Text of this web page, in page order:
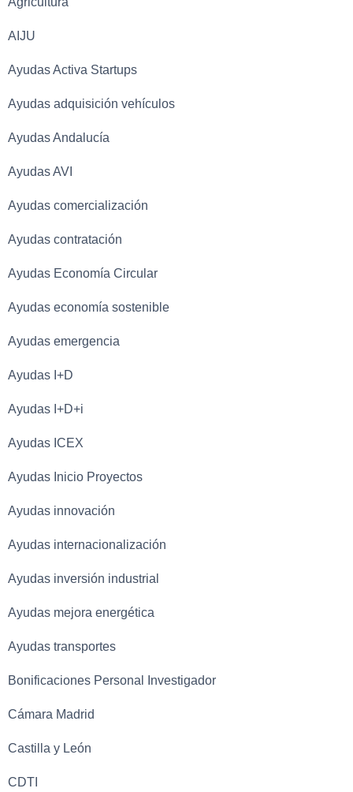
AIJU
Ayudas Activa Startups
Ayudas adquisición vehículos
Ayudas Andalucía
Ayudas AVI
Ayudas comercialización
Ayudas contratación
Ayudas Economía Circular
Ayudas economía sostenible
Ayudas emergencia
Ayudas I+D
Ayudas I+D+i
Ayudas ICEX
Ayudas Inicio Proyectos
Ayudas innovación
Ayudas internacionalización
Ayudas inversión industrial
Ayudas mejora energética
Ayudas transportes
Bonificaciones Personal Investigador
Cámara Madrid
Castilla y León
CDTI